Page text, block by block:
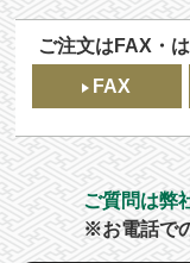
ご注文はFAX・
FAX
ご質問は弊
※お電話で